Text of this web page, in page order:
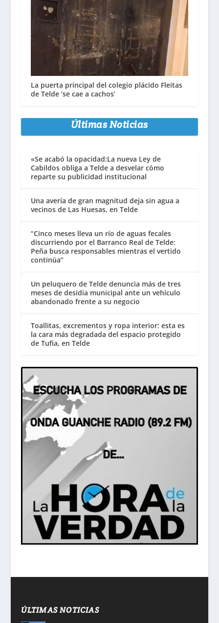
La puerta principal del colegio plácido Fleitas
de Telde ‘se cae a cachos’
Últimas Noticias
«Se acabó la opacidad:La nueva Ley de
Cabildos obliga a Telde a desvelar cómo
reparte su publicidad institucional
Una avería de gran magnitud deja sin agua a
vecinos de Las Huesas, en Telde
“Cinco meses lleva un río de aguas fecales
discurriendo por el Barranco Real de Telde:
Peña busca responsables mientras el vertido
continúa”
Un peluquero de Telde denuncia más de tres
meses de desidia municipal ante un vehículo
abandonado frente a su negocio
Toallitas, excrementos y ropa interior: esta es
la cara más degradada del espacio protegido
de Tufia, en Telde
ÚLTIMAS NOTICIAS